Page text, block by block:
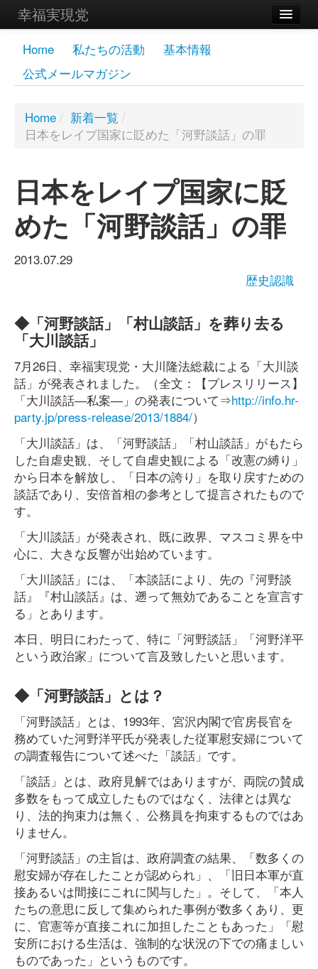
幸福実現党
メンバーズページ
党員
お問い合わせ
Home 私たちの活動
基本情報
公式メールマガジン
Home / 新着一覧 /
日本をレイプ国家に貶めた「河野談話」の罪
日本をレイプ国家に貶
めた「河野談話」の罪
2013.07.29
歴史認識
◆「河野談話」「村山談話」を葬り去る
「大川談話」
7月26日、幸福実現党・大川隆法総裁による「大川談
話」が発表されました。（全文：【プレスリリース】
「大川談話―私案―」の発表について⇒http://info.hr-
party.jp/press-release/2013/1884/）
「大川談話」は、「河野談話」「村山談話」がもたら
した自虐史観、そして自虐史観による「改憲の縛り」
から日本を解放し、「日本の誇り」を取り戻すための
談話であり、安倍首相の参考として提言されたもので
す。
「大川談話」が発表され、既に政界、マスコミ界を中
心に、大きな反響が出始めています。
「大川談話」には、「本談話により、先の『河野談
話』『村山談話』は、遡って無効であることを宣言す
る」とあります。
本日、明日にわたって、特に「河野談話」「河野洋平
という政治家」について言及致したいと思います。
◆「河野談話」とは？
「河野談話」とは、1993年、宮沢内閣で官房長官を
務めていた河野洋平氏が発表した従軍慰安婦について
の調査報告について述べた「談話」です。
「談話」とは、政府見解ではありますが、両院の賛成
多数をもって成立したものではなく、法律とは異な
り、法的拘束力は無く、公務員を拘束するものではあ
りません。
「河野談話」の主旨は、政府調査の結果、「数多くの
慰安婦が存在したことが認められ」、「旧日本軍が直
接あるいは間接にこれに関与した」。そして、「本人
たちの意思に反して集められた事例が数多くあり、更
に、官憲等が直接これに加担したこともあった」「慰
安所における生活は、強制的な状況の下での痛ましい
ものであった」というものです。